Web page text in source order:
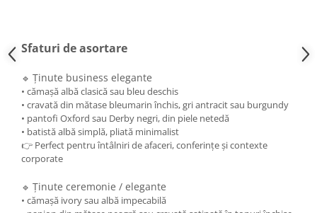
Sfaturi de asortare
🔹 Ținute business elegante
• cămașă albă clasică sau bleu deschis
• cravată din mătase bleumarin închis, gri antracit sau burgundy
• pantofi Oxford sau Derby negri, din piele netedă
• batistă albă simplă, pliată minimalist
👉 Perfect pentru întâlniri de afaceri, conferințe și contexte
corporate
🔹 Ținute ceremonie / elegante
• cămașă ivory sau albă impecabilă